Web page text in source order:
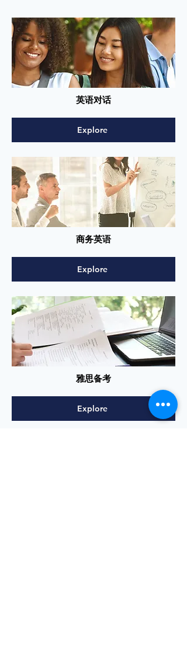
英语对话
Explore
商务英语
Explore
雅思备考
Explore